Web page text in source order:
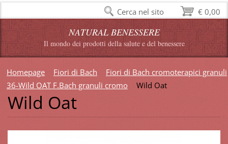
NATURAL BENESSERE
Il mondo dei prodotti della salute e del benessere
Homepage Fiori di Bach
Fiori di Bach cromoterapici granuli
36-Wild OAT F.Bach granuli cromo
Wild Oat
Wild Oat
€ 0,00
Cerca nel sito